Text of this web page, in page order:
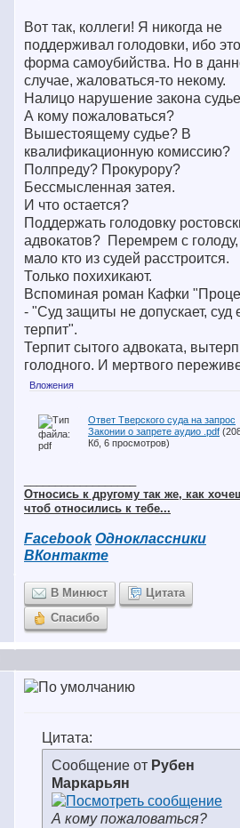
Вот так, коллеги! Я никогда не
поддерживал голодовки, ибо это
форма самоубийства. Но в
случае, жаловаться-то некому.
Налицо нарушение закона
А кому пожаловаться?
Вышестоящему судье? В
квалификационную комиссию?
Полпреду? Прокурору?
Бессмысленная затея.
И что остается?
Поддержать голодовку
адвокатов? Перемрем с голоду,
мало кто из судей расстроится.
Только похихикают.
Вспоминая роман Кафки
- "Суд защиты не допускает, суд
терпит".
Терпит сытого адвоката,
голодного. И мертвого
Вложения
Ответ Тверского суда на запрос
Законии о запрете аудио .pdf
Кб, 6 просмотров)
Относись к другому так же, как
чтоб относились к тебе...
Facebook Одноклассники
ВКонтакте
В Минюст
Цитата
Спасибо
Цитата:
Сообщение от Рубен
Маркарьян
А кому пожаловаться?